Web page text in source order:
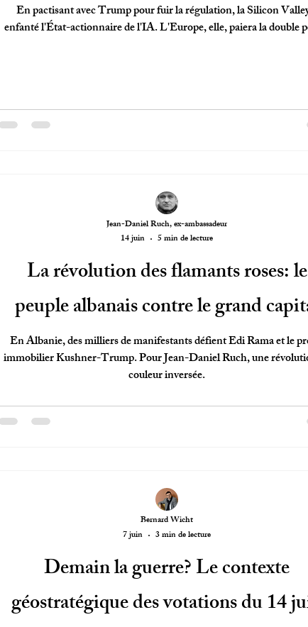
En pactisant avec Trump pour fuir la régulation, la Silicon
enfanté l'État-actionnaire de l'IA. L'Europe, elle, paiera la double
La révolution des flamants roses: le
peuple albanais contre le grand
En Albanie, des milliers de manifestants défient Edi Rama et le
immobilier Kushner-Trump. Pour Jean-Daniel Ruch, une
couleur inversée.
Jean-Daniel Ruch, ex-ambassadeur
14 juin
5 min de lecture
Demain la guerre? Le contexte
géostratégique des votations du 14
Bernard Wicht
7 juin
3 min de lecture